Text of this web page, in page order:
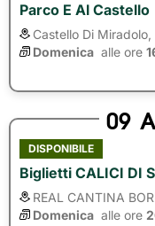
Parco E Al Castello
Castello Di Miradolo,
Domenica alle ore
09
DISPONIBILE
Biglietti CALICI DI
REAL CANTINA
Domenica alle ore